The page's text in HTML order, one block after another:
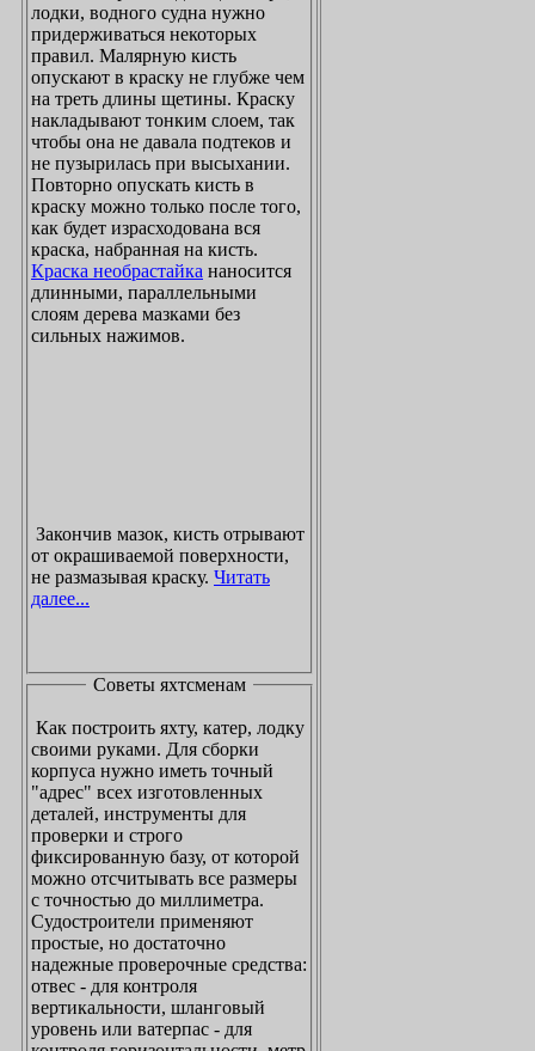
лодки, водного судна нужно
придерживаться некоторых
правил. Малярную кисть
опускают в краску не глубже чем
на треть длины щетины. Краску
накладывают тонким слоем, так
чтобы она не давала подтеков и
не пузырилась при высыхании.
Повторно опускать кисть в
краску можно только после того,
как будет израсходована вся
краска, набранная на кисть.
Краска необрастайка
длинными, параллельными
слоям дерева мазками без
сильных нажимов.
Закончив мазок, кисть отрывают
от окрашиваемой поверхности,
не размазывая краску. Читать
далее...
Советы яхтсменам
Как построить яхту, катер, лодку
своими руками. Для сборки
корпуса нужно иметь точный
"адрес" всех изготовленных
деталей, инструменты для
проверки и строго
фиксированную базу, от которой
можно отсчитывать все размеры
с точностью до миллиметра.
Судостроители применяют
простые, но достаточно
надежные проверочные средства:
отвес - для контроля
вертикальности, шланговый
уровень или ватерпас - для